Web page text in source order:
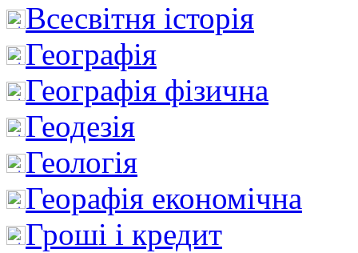
Всесвітня історія
Географія
Географія фізична
Геодезія
Геологія
Георафія економічна
Гроші і кредит